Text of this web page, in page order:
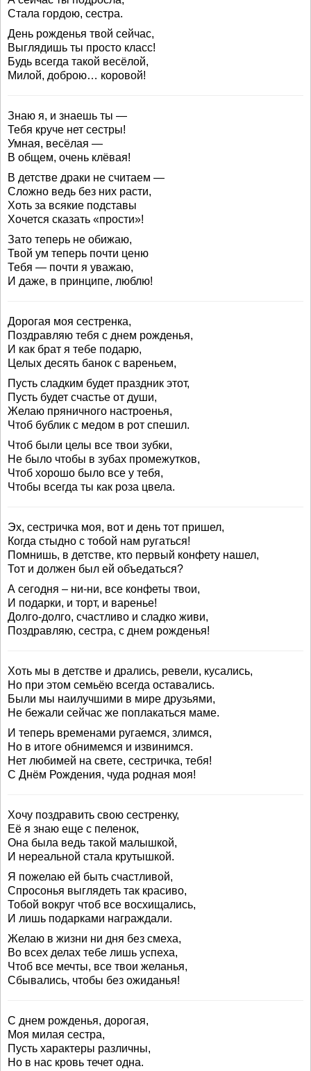
Стала гордою, сестра.
День рожденья твой сейчас,
Выглядишь ты просто класс!
Будь всегда такой весёлой,
Милой, доброю… коровой!
Знаю я, и знаешь ты —
Тебя круче нет сестры!
Умная, весёлая —
В общем, очень клёвая!
В детстве драки не считаем —
Сложно ведь без них расти,
Хоть за всякие подставы
Хочется сказать «прости»!
Зато теперь не обижаю,
Твой ум теперь почти ценю
Тебя — почти я уважаю,
И даже, в принципе, люблю!
Дорогая моя сестренка,
Поздравляю тебя с днем рожденья,
И как брат я тебе подарю,
Целых десять банок с вареньем,
Пусть сладким будет праздник этот,
Пусть будет счастье от души,
Желаю пряничного настроенья,
Чтоб бублик с медом в рот спешил.
Чтоб были целы все твои зубки,
Не было чтобы в зубах промежутков,
Чтоб хорошо было все у тебя,
Чтобы всегда ты как роза цвела.
Эх, сестричка моя, вот и день тот пришел,
Когда стыдно с тобой нам ругаться!
Помнишь, в детстве, кто первый конфету нашел,
Тот и должен был ей объедаться?
А сегодня – ни-ни, все конфеты твои,
И подарки, и торт, и варенье!
Долго-долго, счастливо и сладко живи,
Поздравляю, сестра, с днем рожденья!
Хоть мы в детстве и дрались, ревели, кусались,
Но при этом семьёю всегда оставались.
Были мы наилучшими в мире друзьями,
Не бежали сейчас же поплакаться маме.
И теперь временами ругаемся, злимся,
Но в итоге обнимемся и извинимся.
Нет любимей на свете, сестричка, тебя!
С Днём Рождения, чуда родная моя!
Хочу поздравить свою сестренку,
Её я знаю еще с пеленок,
Она была ведь такой малышкой,
И нереальной стала крутышкой.
Я пожелаю ей быть счастливой,
Спросонья выглядеть так красиво,
Тобой вокруг чтоб все восхищались,
И лишь подарками награждали.
Желаю в жизни ни дня без смеха,
Во всех делах тебе лишь успеха,
Чтоб все мечты, все твои желанья,
Сбывались, чтобы без ожиданья!
С днем рожденья, дорогая,
Моя милая сестра,
Пусть характеры различны,
Но в нас кровь течет одна.